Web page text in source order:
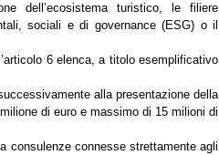
dell’ecosistema turistico, le filiere
sociali e di governance (ESG) o il
6 elenca, a titolo esemplificativo
alla presentazione della
di euro e massimo di 15 milioni di
consulenze connesse strettamente agli